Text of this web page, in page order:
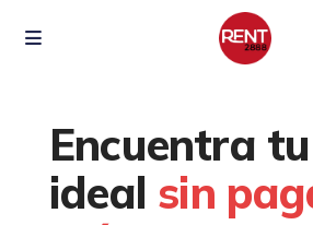
Encuentra
ideal sin